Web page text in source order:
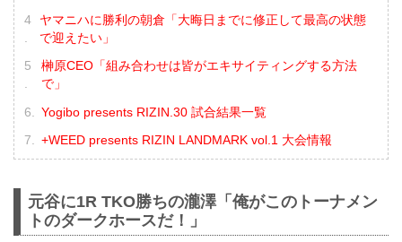
ヤマニハに勝利の朝倉「大晦日までに修正して最高の状態
で迎えたい」
榊原CEO「組み合わせは皆がエキサイティングする方法
で」
Yogibo presents RIZIN.30 試合結果一覧
+WEED presents RIZIN LANDMARK vol.1 大会情報
元谷に1R TKO勝ちの瀧澤「俺がこのトーナメン
トのダークホースだ！」